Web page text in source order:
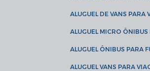
ALUGUEL DE VANS
ALUGUEL MICRO
ALUGUEL ÔNIBUS
ALUGUEL VANS PARA